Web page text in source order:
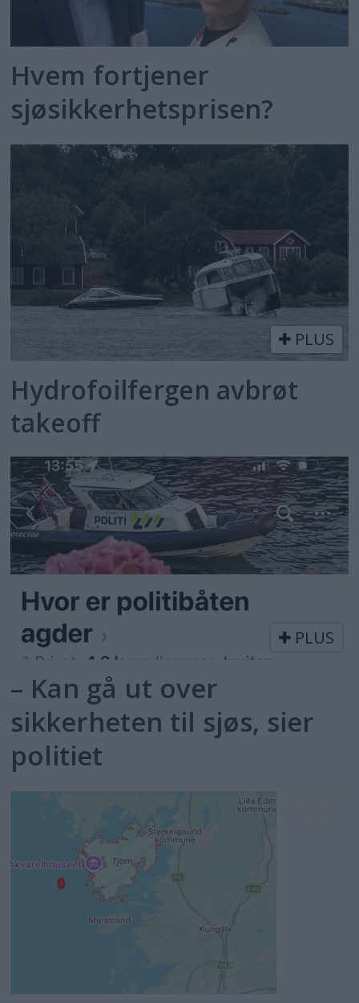
Hvem fortjener
sjøsikkerhetsprisen?
PLUS
Hydrofoilfergen avbrøt
takeoff
PLUS
– Kan gå ut over
sikkerheten til sjøs, sier
politiet